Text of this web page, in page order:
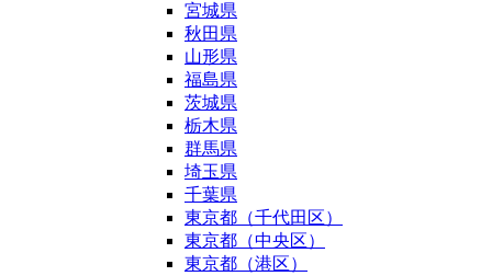
宮城県
秋田県
山形県
福島県
茨城県
栃木県
群馬県
埼玉県
千葉県
東京都（千代田区）
東京都（中央区）
東京都（港区）